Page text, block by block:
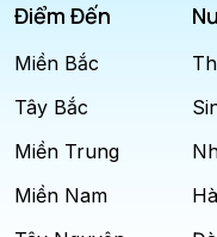
Điểm Đến
Miền Bắc
Tây Bắc
Miền Trung
Miền Nam